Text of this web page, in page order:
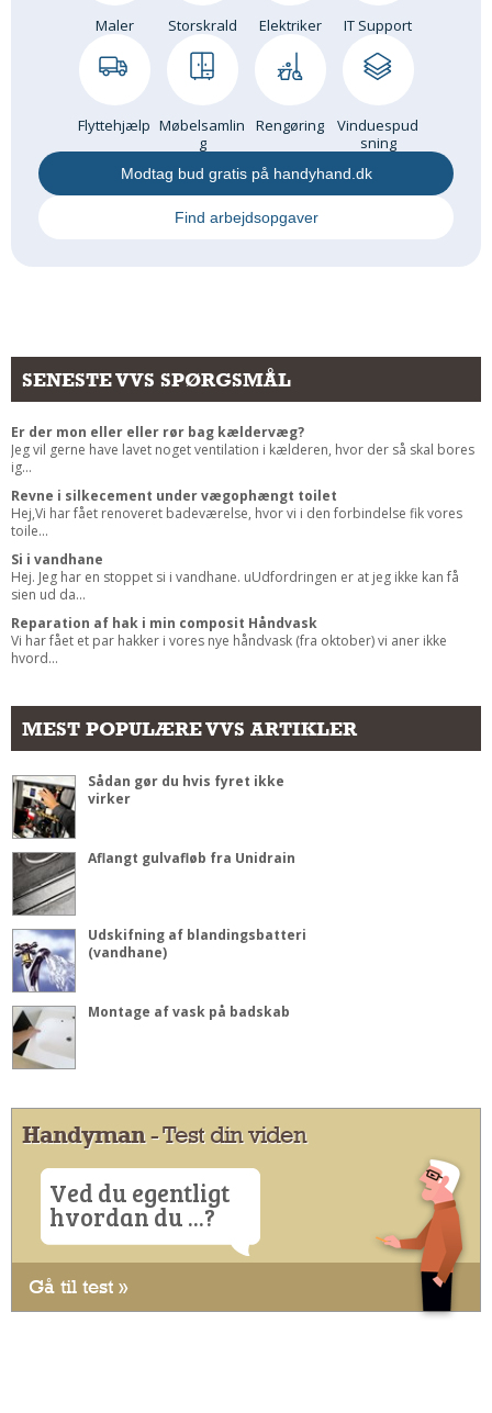
Maler Storskrald Elektriker IT Support
Flyttehjælp Møbelsamlin
g
Rengøring
Vinduespud
sning
Modtag bud gratis på handyhand.dk
Find arbejdsopgaver
SENESTE VVS SPØRGSMÅL
Er der mon eller eller rør bag kældervæg?
Jeg vil gerne have lavet noget ventilation i kælderen, hvor der så skal bores
ig...
Revne i silkecement under vægophængt toilet
Hej,Vi har fået renoveret badeværelse, hvor vi i den forbindelse fik vores
toile...
Si i vandhane
Hej. Jeg har en stoppet si i vandhane. uUdfordringen er at jeg ikke kan få
sien ud da...
Reparation af hak i min composit Håndvask
Vi har fået et par hakker i vores nye håndvask (fra oktober) vi aner ikke
hvord...
MEST POPULÆRE VVS ARTIKLER
Sådan gør du hvis fyret ikke
virker
Aflangt gulvafløb fra Unidrain
Udskifning af blandingsbatteri
(vandhane)
Montage af vask på badskab
Handyman- Test din viden
Ved du egentligt
hvordan du ...?
Gå til test »